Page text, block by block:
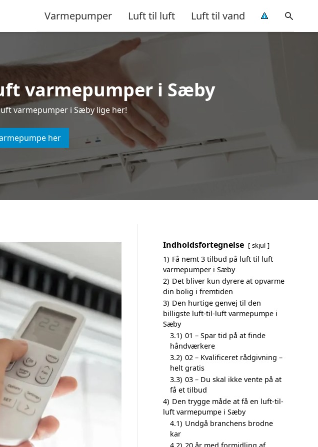
Varmepumper Luft til luft Luft til vand
varmepumper i Sæby
varmepumper i Sæby lige her!
her
Indholdsfortegnelse skjul
1) Få nemt 3 tilbud på luft til luft
varmepumper i Sæby
2) Det bliver kun dyrere at opvarme
din bolig i fremtiden
3) Den hurtige genvej til den
billigste luft-til-luft varmepumpe i
Sæby
3.1) 01 – Spar tid på at finde
håndværkere
3.2) 02 – Kvalificeret rådgivning –
helt gratis
3.3) 03 – Du skal ikke vente på at
få et tilbud
4) Den trygge måde at få en luft-til-
luft varmepumpe i Sæby
4.1) Undgå branchens brodne
kar